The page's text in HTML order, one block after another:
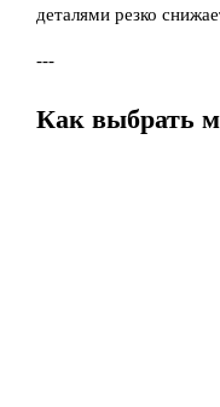
деталями резко
---
Как выбрать